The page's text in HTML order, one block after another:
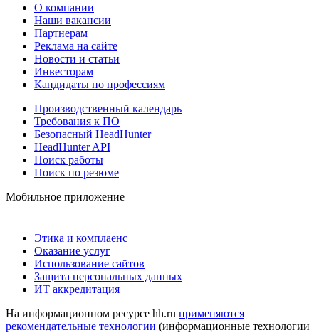
О компании
Наши вакансии
Партнерам
Реклама на сайте
Новости и статьи
Инвесторам
Кандидаты по профессиям
Производственный календарь
Требования к ПО
Безопасный HeadHunter
HeadHunter API
Поиск работы
Поиск по резюме
Мобильное приложение
Этика и комплаенс
Оказание услуг
Использование сайтов
Защита персональных данных
ИТ аккредитация
На информационном ресурсе hh.ru применяются
рекомендательные технологии (информационные технологии